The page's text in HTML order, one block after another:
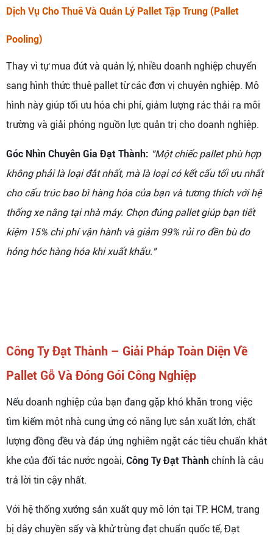
Dịch Vụ Cho Thuê Và Quản Lý Pallet Tập Trung (Pallet
Pooling)
Thay vì tự mua đứt và quản lý, nhiều doanh nghiệp chuyển
sang hình thức thuê pallet từ các đơn vị chuyên nghiệp. Mô
hình này giúp tối ưu hóa chi phí, giảm lượng rác thải ra môi
trường và giải phóng nguồn lực quản trị cho doanh nghiệp.
Góc Nhìn Chuyên Gia Đạt Thành: "Một chiếc pallet phù hợp
không phải là loại đắt nhất, mà là loại có kết cấu tối ưu nhất
cho cấu trúc bao bì hàng hóa của bạn và tương thích với hệ
thống xe nâng tại nhà máy. Chọn đúng pallet giúp bạn tiết
kiệm 15% chi phí vận hành và giảm 99% rủi ro đền bù do
hỏng hóc hàng hóa khi xuất khẩu."
Công Ty Đạt Thành – Giải Pháp Toàn Diện Về
Pallet Gỗ Và Đóng Gói Công Nghiệp
Nếu doanh nghiệp của bạn đang gặp khó khăn trong việc
tìm kiếm một nhà cung ứng có năng lực sản xuất lớn, chất
lượng đồng đều và đáp ứng nghiêm ngặt các tiêu chuẩn khắt
khe của đối tác nước ngoài, Công Ty Đạt Thành chính là câu
trả lời tin cậy nhất.
Với hệ thống xưởng sản xuất quy mô lớn tại TP. HCM, trang
bị dây chuyền sấy và khử trùng đạt chuẩn quốc tế, Đạt